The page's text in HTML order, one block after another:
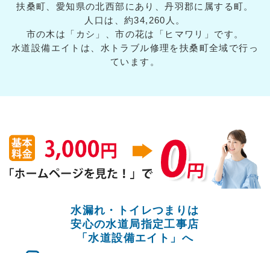
扶桑町、愛知県の北西部にあり、丹羽郡に属する町。
人口は、約34,260人。
市の木は「カシ」、市の花は「ヒマワリ」です。
水道設備エイトは、水トラブル修理を扶桑町全域で行っ
ています。
水漏れ・トイレつまりは
安心の水道局指定工事店
「水道設備エイト」へ